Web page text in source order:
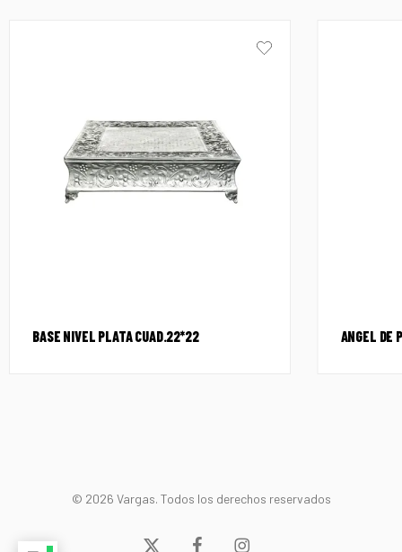
BASE NIVEL PLATA CUAD.22*22 ANGEL DE
© 2026 Vargas. Todos los derechos reservados
x- facebookinstagram